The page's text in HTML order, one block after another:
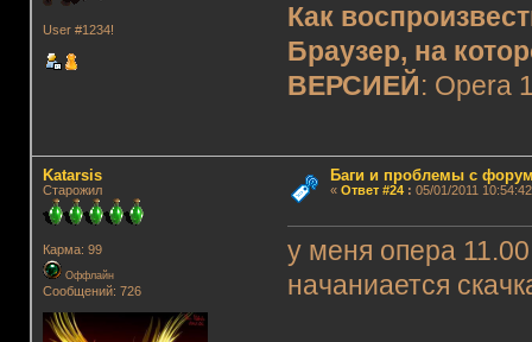
User #1234!
Как
Браузер, на
ВЕРСИЕЙ : Opera
Katarsis
Старожил
Карма: 99
Оффлайн
Сообщений: 726
Баги и проблемы с
« Ответ #24: 05/01/2011
у меня опера
начаниается